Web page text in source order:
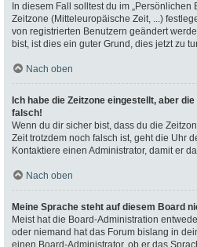
In diesem Fall solltest du im „Persönlichen
Zeitzone (Mitteleuropäische Zeit, ...)
von registrierten Benutzern geändert
bist, ist dies ein guter Grund, dies jetzt zu
Nach oben
Ich habe die Zeitzone eingestellt, aber
falsch!
Wenn du dir sicher bist, dass du die
Zeit trotzdem noch falsch ist, geht die Uhr
Kontaktiere einen Administrator, damit er
Nach oben
Meine Sprache steht auf diesem Board
Meist hat die Board-Administration
oder niemand hat das Forum bislang in
einen Board-Administrator, ob er das